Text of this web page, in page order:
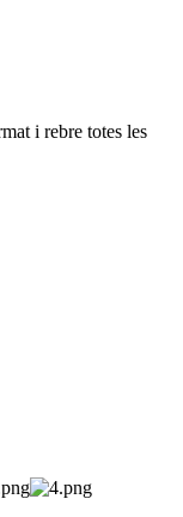
i rebre totes les